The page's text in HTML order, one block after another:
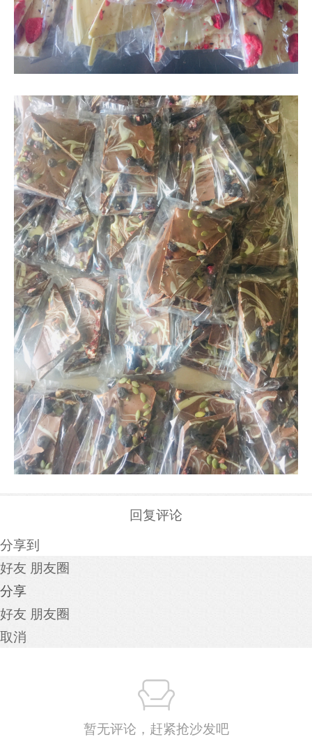
回复评论
分享到
好友 朋友圈
分享
好友 朋友圈
取消
暂无评论，赶紧抢沙发吧